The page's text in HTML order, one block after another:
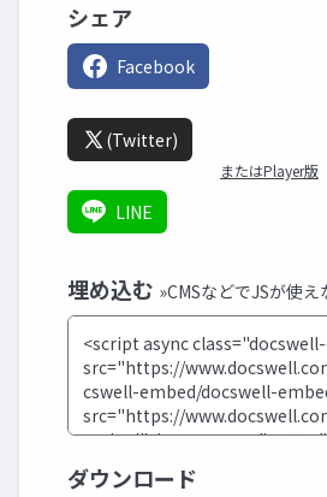
シェア
Facebook
(Twitter)
またはPlayer版
LINE
埋め込む »CMSなどでJSが使
ダウンロード